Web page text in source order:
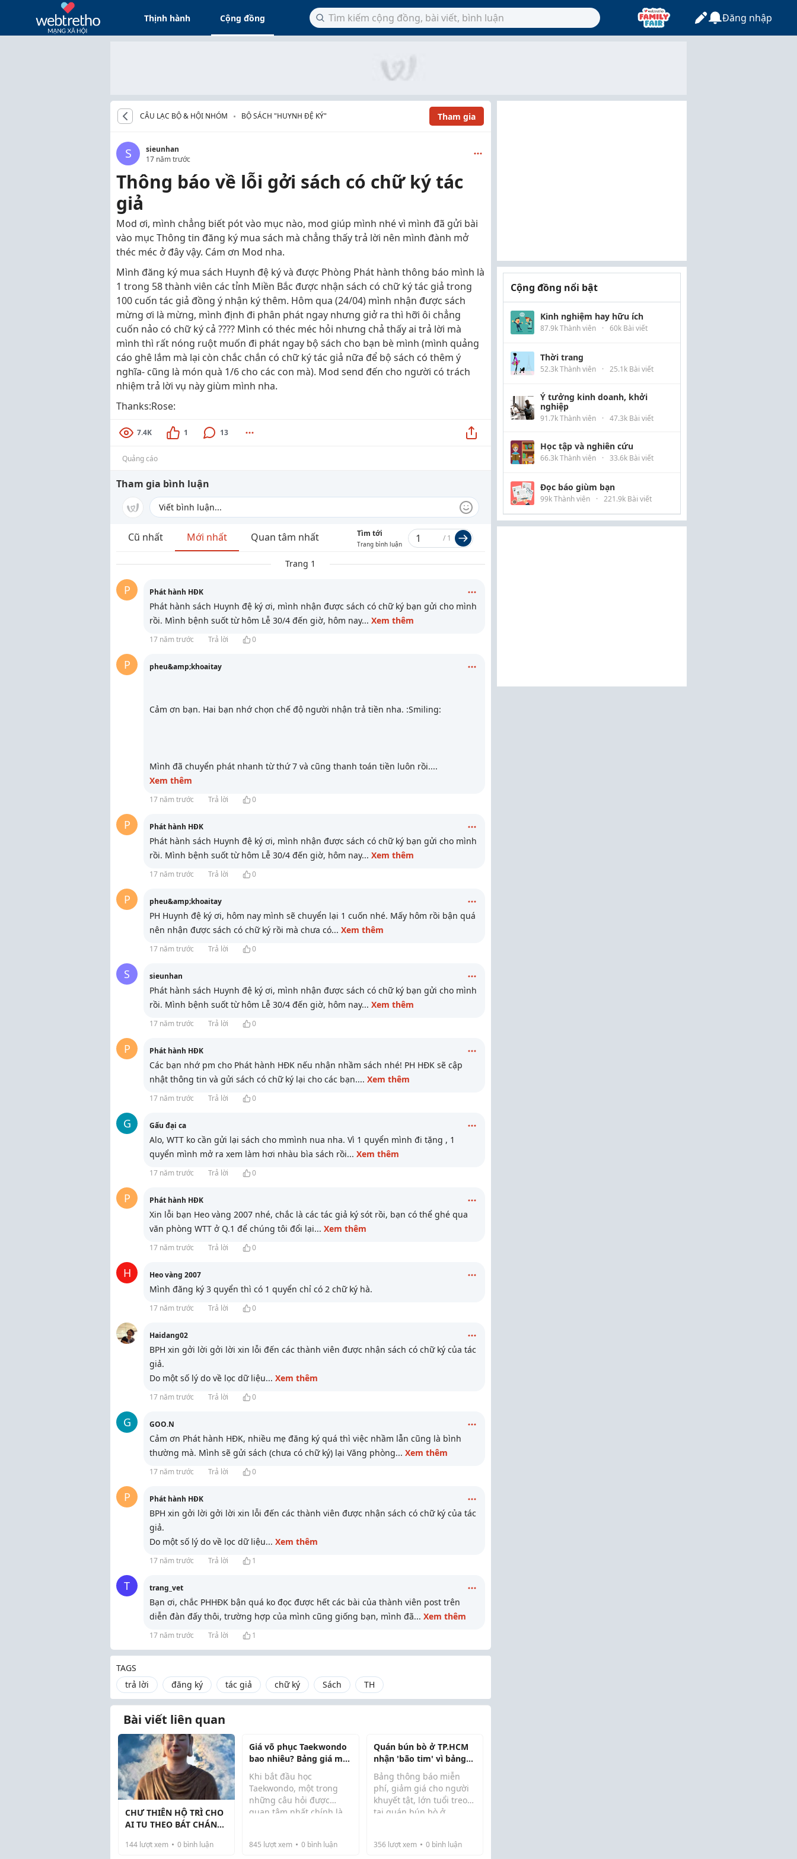
Thịnh hành Cộng đồng Đăng nhập
CÂU LẠC BỘ & HỘI NHÓM BỘ SÁCH "HUYNH ĐỆ KÝ" Tham gia
S
sieunhan
17 năm trước
Thông báo về lỗi gởi sách có chữ ký tác
giả
Mod ơi, mình chẳng biết pót vào mục nào, mod giúp mình nhé vì mình đã gửi bài
vào mục Thông tin đăng ký mua sách mà chẳng thấy trả lời nên mình đành mở
théc méc ở đây vậy. Cám ơn Mod nha.
Mình đăng ký mua sách Huynh đệ ký và được Phòng Phát hành thông báo mình là
1 trong 58 thành viên các tỉnh Miền Bắc được nhận sách có chữ ký tác giả trong
100 cuốn tác giả đồng ý nhận ký thêm. Hôm qua (24/04) mình nhận được sách
mừng ơi là mừng, mình định đi phân phát ngay nhưng giở ra thì hỡi ôi chẳng
cuốn nảo có chữ ký cả ???? Mình có théc méc hỏi nhưng chả thấy ai trả lời mà
mình thì rất nóng ruột muốn đi phát ngay bộ sách cho bạn bè mình (mình quảng
cáo ghê lắm mà lại còn chắc chắn có chữ ký tác giả nữa để bộ sách có thêm ý
nghĩa- cũng là món quà 1/6 cho các con mà). Mod send đến cho người có trách
nhiệm trả lời vụ này giùm mình nha.
Thanks:Rose:
7.4K 1 13
Quảng cáo
Tham gia bình luận
Cũ nhất Mới nhất Quan tâm nhất Tìm tới
Trang bình luận
/ 1
Trang 1
P Phát hành HĐK
Phát hành sách Huynh đệ ký ơi, mình nhận được sách có chữ ký bạn gửi cho mình
rồi. Mình bệnh suốt từ hôm Lễ 30/4 đến giờ, hôm nay... Xem thêm
17 năm trước Trả lời 0
P pheu&amp;khoaitay
Cảm ơn bạn. Hai bạn nhớ chọn chế độ người nhận trả tiền nha. :Smiling:
Mình đã chuyển phát nhanh từ thứ 7 và cũng thanh toán tiền luôn rồi....
Xem thêm
17 năm trước Trả lời 0
P Phát hành HĐK
Phát hành sách Huynh đệ ký ơi, mình nhận được sách có chữ ký bạn gửi cho mình
rồi. Mình bệnh suốt từ hôm Lễ 30/4 đến giờ, hôm nay... Xem thêm
17 năm trước Trả lời 0
P pheu&amp;khoaitay
PH Huynh đệ ký ơi, hôm nay mình sẽ chuyển lại 1 cuốn nhé. Mấy hôm rồi bận quá
nên nhận được sách có chữ ký rồi mà chưa có... Xem thêm
17 năm trước Trả lời 0
S sieunhan
Phát hành sách Huynh đệ ký ơi, mình nhận được sách có chữ ký bạn gửi cho mình
rồi. Mình bệnh suốt từ hôm Lễ 30/4 đến giờ, hôm nay... Xem thêm
17 năm trước Trả lời 0
P Phát hành HĐK
Các bạn nhớ pm cho Phát hành HĐK nếu nhận nhầm sách nhé! PH HĐK sẽ cập
nhật thông tin và gửi sách có chữ ký lại cho các bạn.... Xem thêm
17 năm trước Trả lời 0
G Gấu đại ca
Alo, WTT ko cần gửi lại sách cho mmình nua nha. Vì 1 quyển mình đi tặng , 1
quyển mình mở ra xem làm hơi nhàu bìa sách rồi... Xem thêm
17 năm trước Trả lời 0
P Phát hành HĐK
Xin lỗi bạn Heo vàng 2007 nhé, chắc là các tác giả ký sót rồi, bạn có thể ghé qua
văn phòng WTT ở Q.1 để chúng tôi đổi lại... Xem thêm
17 năm trước Trả lời 0
H Heo vàng 2007
Mình đăng ký 3 quyển thì có 1 quyển chỉ có 2 chữ ký hà.
17 năm trước Trả lời 0
Haidang02
BPH xin gởi lời gởi lời xin lỗi đến các thành viên được nhận sách có chữ ký của tác
giả.
Do một số lý do về lọc dữ liệu... Xem thêm
17 năm trước Trả lời 0
G GOO.N
Cảm ơn Phát hành HĐK, nhiều mẹ đăng ký quá thì việc nhầm lẫn cũng là bình
thường mà. Mình sẽ gửi sách (chưa có chữ ký) lại Văng phòng... Xem thêm
17 năm trước Trả lời 0
P Phát hành HĐK
BPH xin gởi lời gởi lời xin lỗi đến các thành viên được nhận sách có chữ ký của tác
giả.
Do một số lý do về lọc dữ liệu... Xem thêm
17 năm trước Trả lời 1
T trang_vet
Bạn ơi, chắc PHHĐK bận quá ko đọc được hết các bài của thành viên post trên
diễn đàn đấy thôi, trường hợp của mình cũng giống bạn, mình đã... Xem thêm
17 năm trước Trả lời 1
TAGS
trả lời
đăng ký tác giả chữ ký Sách TH
Bài viết liên quan
CHƯ THIÊN HỘ TRÌ CHO
AI TU THEO BÁT CHÁNH
NGÃ
144 lượt xem 0 bình luận
Giá võ phục Taekwondo
bao nhiêu? Bảng giá mới
nhất 2026
Khi bắt đầu học
Taekwondo, một trong
những câu hỏi được
quan tâm nhất chính là
loại nào để vừa phù hợp
845 lượt xem 0 bình luận
Quán bún bò ở TP.HCM
nhận 'bão tim' vì bảng
thông báo ấm lòng
Bảng thông báo miễn
phí, giảm giá cho người
khuyết tật, lớn tuổi treo
tại quán bún bò ở
đây bất ngờ gây chú ý khi
356lượt xem 0bình luận
Cộng đồng nổi bật
Kinh nghiệm hay hữu ích
87.9k Thành viên · 60k Bài viết
Thời trang
52.3k Thành viên · 25.1k Bài viết
Ý tưởng kinh doanh, khởi
nghiệp
91.7k Thành viên · 47.3k Bài viết
Học tập và nghiên cứu
66.3k Thành viên · 33.6k Bài viết
Đọc báo giùm bạn
99k Thành viên · 221.9k Bài viết